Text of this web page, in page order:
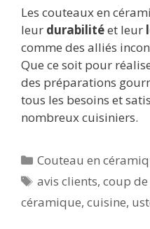
Les couteaux en
leur durabilitéet leur
comme des alliés
Que ce soit pour
des préparations
tous les besoins et
nombreux cuisiniers.
Catégories
Couteau en
Étiquettes
avis clients,coup
céramique, cuisine,